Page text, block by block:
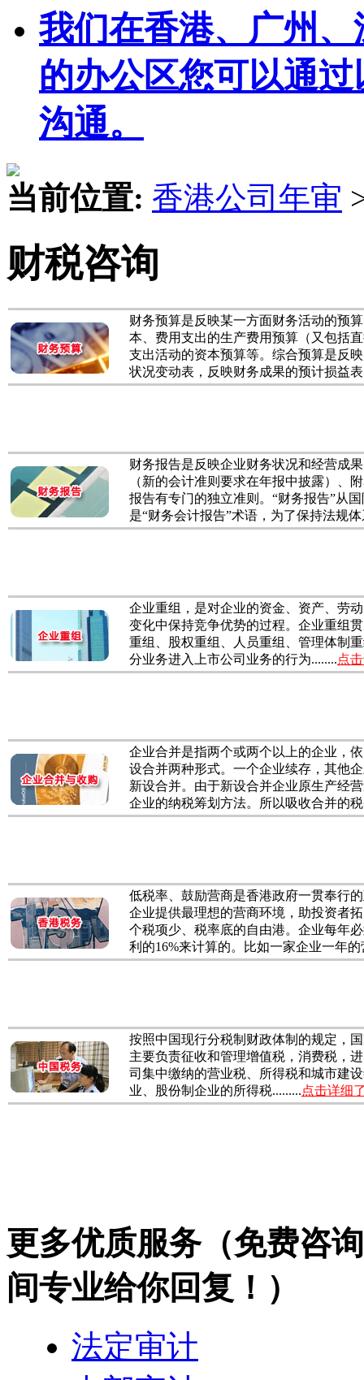
我们在香港、广州
的办公区您可以通
沟通。
当前位置: 香港公司年审
财税咨询
财务预算是反映某一方面财务活动的预
本、费用支出的生产费用预算（又包括
支出活动的资本预算等。综合预算是反
状况变动表，反映财务成果的预计损益表
财务报告是反映企业财务状况和经营成
（新的会计准则要求在年报中披露）、
报告有专门的独立准则。“财务报告”从
是“财务会计报告”术语，为了保持法规体
企业重组，是对企业的资金、资产、劳
变化中保持竞争优势的过程。企业重组
重组、股权重组、人员重组、管理体制
分业务进入上市公司业务的行为........点
企业合并是指两个或两个以上的企业，
设合并两种形式。一个企业续存，其他
新设合并。由于新设合并企业原生产经
企业的纳税筹划方法。所以吸收合并的税
低税率、鼓励营商是香港政府一贯奉行
企业提供最理想的营商环境，助投资者
个税项少、税率底的自由港。企业每年
利的16%来计算的。比如一家企业一年的
按照中国现行分税制财政体制的规定，
主要负责征收和管理增值税，消费税，
司集中缴纳的营业税、所得税和城市建
业、股份制企业的所得税.........点击详细
更多优质服务（免费咨
间专业给你回复！）
法定审计